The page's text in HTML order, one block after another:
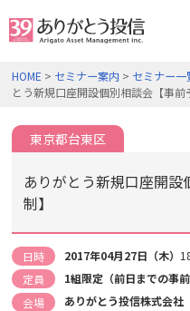
HOME > セミナー案内 > セミナー一
とう新規口座開設個別相談会【事前
東京都台東区
ありがとう新規口座開
制】
日時 2017年04月27日（木）
定員
1組限定（前日までの事前
会場
ありがとう投信株式会